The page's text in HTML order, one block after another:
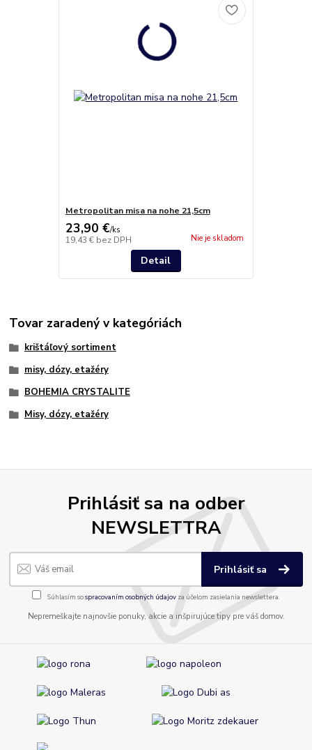
Metropolitan misa na nohe 21,5cm
23,90 €/ks
19,43 € bez DPH Nie je skladom
Detail
Tovar zaradený v kategóriách
krištáľový sortiment
misy, dózy, etažéry
BOHEMIA CRYSTALITE
Misy, dózy, etažéry
Prihlásiť sa na odber
NEWSLETTRA
Prihlásiť sa
Súhlasím sospracovaním osobných údajov za účelom zasielania newslettera.
Nepremeškajte najnovšie ponuky, akcie a inšpirujúce tipy pre váš domov.